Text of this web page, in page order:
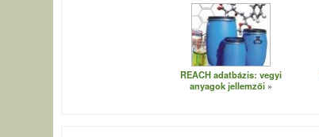
REACH adatbázis: vegyi
anyagok jellemzői